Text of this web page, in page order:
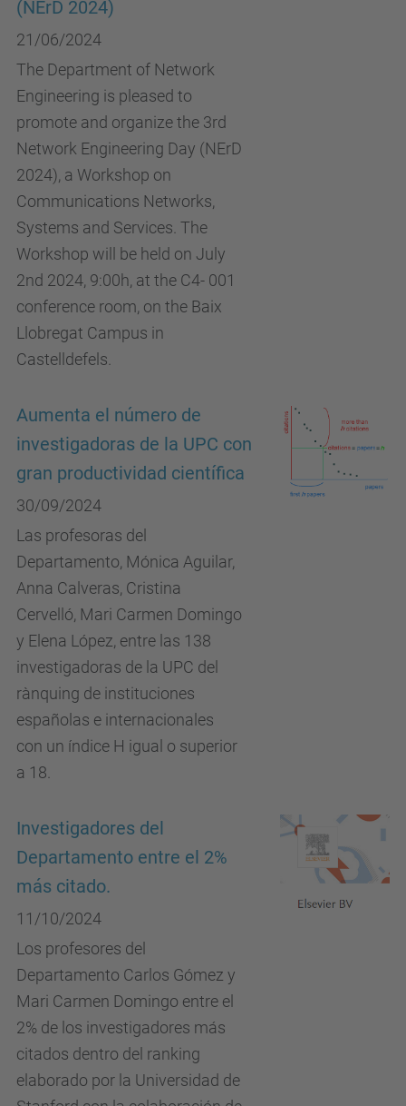
(NErD 2024)
21/06/2024
The Department of Network
Engineering is pleased to
promote and organize the 3rd
Network Engineering Day (NErD
2024), a Workshop on
Communications Networks,
Systems and Services. The
Workshop will be held on July
2nd 2024, 9:00h, at the C4- 001
conference room, on the Baix
Llobregat Campus in
Castelldefels.
Aumenta el número de
investigadoras de la UPC con
gran productividad científica
30/09/2024
Las profesoras del
Departamento, Mónica Aguilar,
Anna Calveras, Cristina
Cervelló, Mari Carmen Domingo
y Elena López, entre las 138
investigadoras de la UPC del
rànquing de instituciones
españolas e internacionales
con un índice H igual o superior
a 18.
Investigadores del
Departamento entre el 2%
más citado.
11/10/2024
Los profesores del
Departamento Carlos Gómez y
Mari Carmen Domingo entre el
2% de los investigadores más
citados dentro del ranking
elaborado por la Universidad de